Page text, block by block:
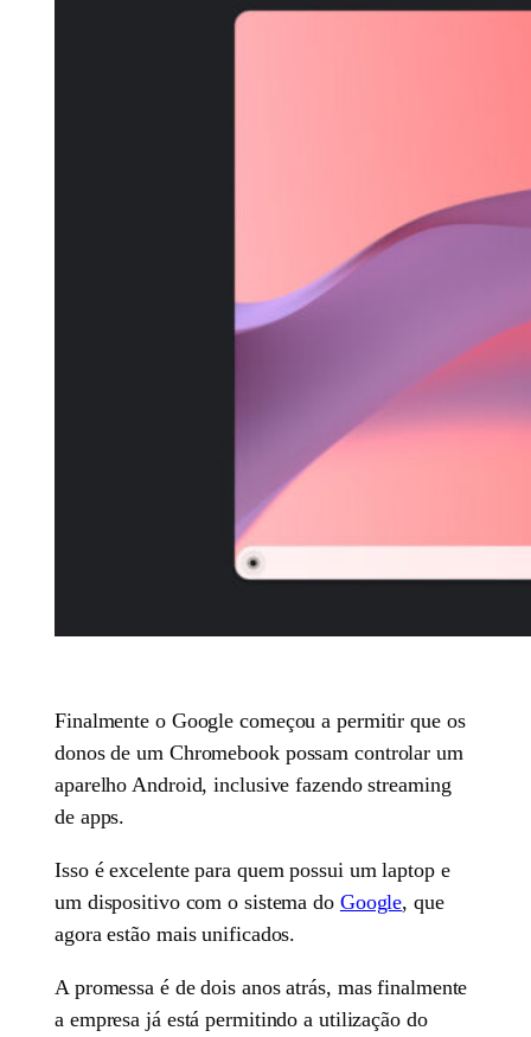
Finalmente o Google começou a permitir que os
donos de um Chromebook possam controlar um
aparelho Android, inclusive fazendo streaming
de apps.
Isso é excelente para quem possui um laptop e
um dispositivo com o sistema do Google, que
agora estão mais unificados.
A promessa é de dois anos atrás, mas finalmente
a empresa já está permitindo a utilização do